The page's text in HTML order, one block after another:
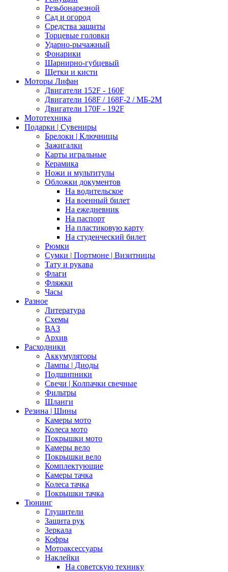
Резьбонарезной
Сад и огород
Средства защиты
Торцевые головки
Ударно-рычажный
Фонарики
Шарнирно-губцевый
Щетки и кисти
Моторы Лифан
Двигатели 152F - 160F
Двигатели 168F / 168F-2 / МБ-2М
Двигатели 170F - 192F
Мототехника
Подарки | Сувениры
Брелоки | Ключницы
Зажигалки
Карты игральные
Керамика
Ножи и мультитулы
Обложки документов
На водительское
На военный билет
На ежедневник
На паспорт
На пластиковую карту
На студенческий билет
Рюмки
Сумки | Портмоне | Визитницы
Тату и рукава
Флаги
Фляжки
Часы
Разное
Литература
Схемы
ВАЗ
Архив
Расходники
Аккумуляторы
Лампы | Диоды
Подшипники
Свечи | Колпачки свечные
Фильтры
Шланги
Резина | Шины
Камеры мото
Колеса мото
Покрышки мото
Камеры вело
Покрышки вело
Комплектующие
Камеры тачка
Колеса тачка
Покрышки тачка
Тюнинг
Глушители
Защита рук
Зеркала
Кофры
Мотоаксессуары
Наклейки
На советскую технику